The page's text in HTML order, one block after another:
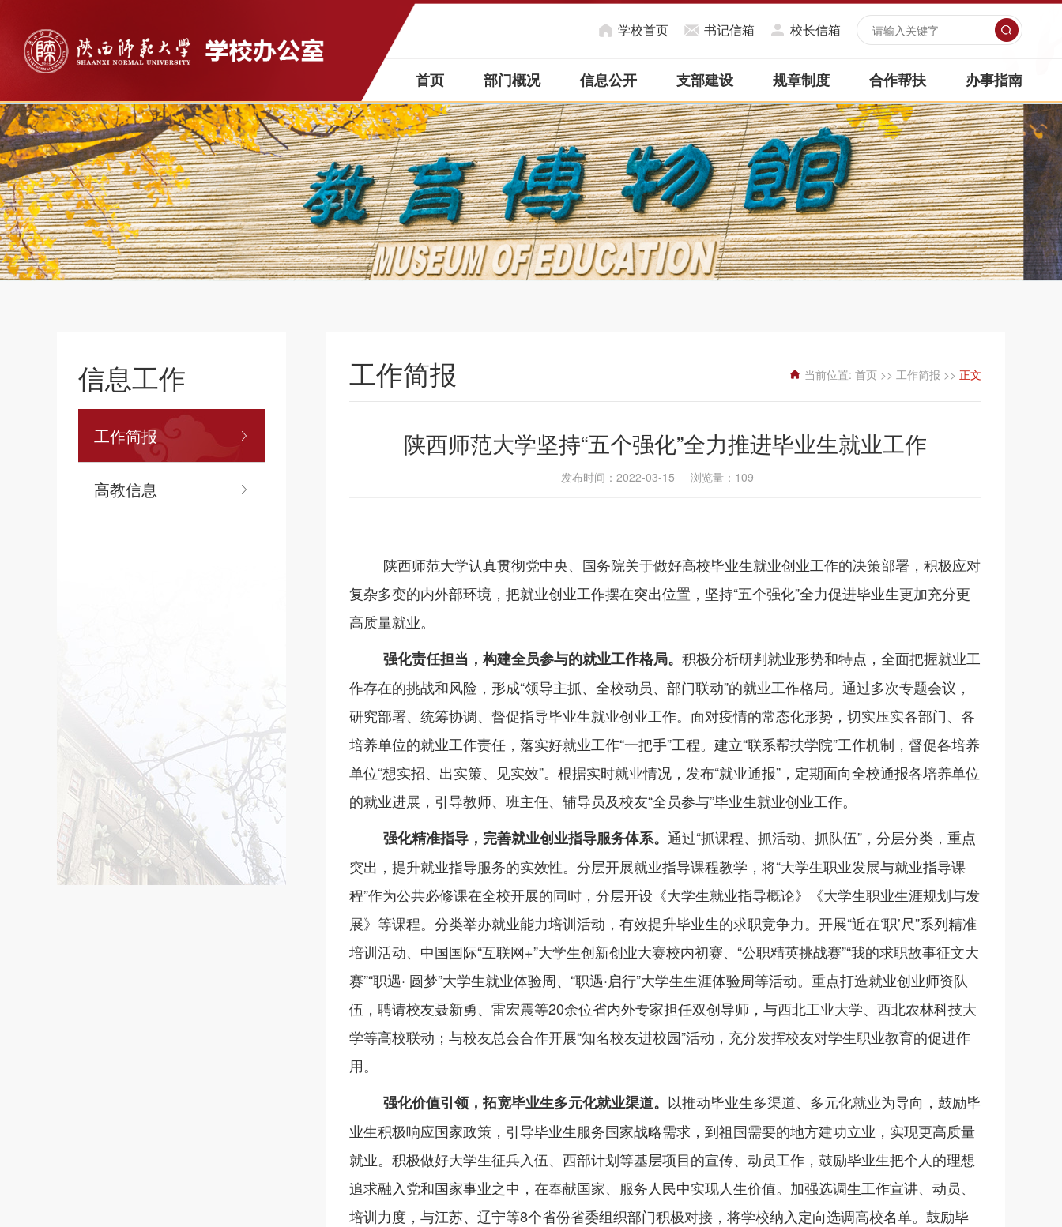
学校首页 书记信箱 校长信箱
首页 部门概况 信息公开 支部建设 规章制度 合作帮扶 办事指南
信息工作
工作简报
高教信息
工作简报 当前位置: 首页 >> 工作简报 >> 正文
陕西师范大学坚持“五个强化”全力推进毕业生就业工作
发布时间：2022-03-15 浏览量： 109
陕西师范大学认真贯彻党中央、国务院关于做好高校毕业生就业创业工作的决策部署， 积极应对
复杂多变的内外部环境，把就业创业工作摆在突出位置，坚持“五个强化”全力促进毕业生更加充分更
高质量就业。
强化责任担当，构建全员参与的就业工作格局。 积极分析研判就业形势和特点，全面把握就业工
作存在的挑战和风险，形成“领导主抓、全校动员、部门联动”的就业工作格局。通过多次专题会议，
研究部署、统筹协调、督促指导毕业生就业创业工作。面对疫情的常态化形势，切实压实各部门、各
培养单位的就业工作责任，落实好就业工作“一把手”工程。建立“联系帮扶学院”工作机制，督促各培养
单位“想实招、出实策、见实效”。根据实时就业情况，发布“就业通报”，定期面向全校通报各培养单位
的就业进展，引导教师、班主任、辅导员及校友“全员参与”毕业生就业创业工作。
强化精准指导，完善就业创业指导服务体系。 通过“抓课程、抓活动、抓队伍”，分层分类，重点
突出，提升就业指导服务的实效性。分层开展就业指导课程教学，将“大学生职业发展与就业指导课
程”作为公共必修课在全校开展的同时，分层开设《大学生就业指导概论》《大学生职业生涯规划与发
展》等课程。分类举办就业能力培训活动，有效提升毕业生的求职竞争力。开展“近在‘职’尺”系列精准
培训活动、中国国际“互联网+”大学生创新创业大赛校内初赛、“公职精英挑战赛”“我的求职故事征文大
赛”“职遇· 圆梦”大学生就业体验周、“职遇·启行”大学生生涯体验周等活动。重点打造就业创业师资队
伍，聘请校友聂新勇、雷宏震等20余位省内外专家担任双创导师，与西北工业大学、西北农林科技大
学等高校联动；与校友总会合作开展“知名校友进校园”活动，充分发挥校友对学生职业教育的促进作
用。
强化价值引领，拓宽毕业生多元化就业渠道。 以推动毕业生多渠道、多元化就业为导向，鼓励毕
业生积极响应国家政策，引导毕业生服务国家战略需求，到祖国需要的地方建功立业，实现更高质量
就业。积极做好大学生征兵入伍、西部计划等基层项目的宣传、动员工作，鼓励毕业生把个人的理想
追求融入党和国家事业之中，在奉献国家、服务人民中实现人生价值。加强选调生工作宣讲、动员、
培训力度，与江苏、辽宁等8个省份省委组织部门积极对接，将学校纳入定向选调高校名单。鼓励毕